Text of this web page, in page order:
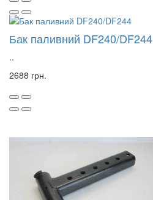
Бак паливний DF240/DF244
..
2688 грн.